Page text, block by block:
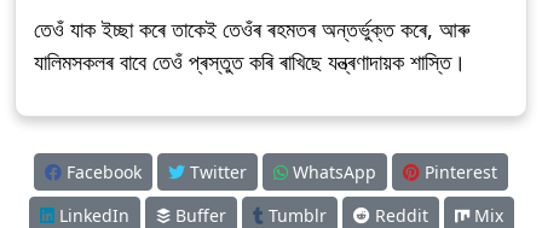
তেওঁ যাক ইচ্ছা কৰে তাকেই তেওঁৰ ৰহমতৰ অন্তৰ্ভুক্ত কৰে, আৰু
যালিমসকলৰ বাবে তেওঁ প্ৰস্তুত কৰি ৰাখিছে যন্ত্ৰণাদায়ক শাস্তি।
Facebook Twitter WhatsApp
Pinterest
LinkedIn
Buffer Tumblr Reddit
Mix